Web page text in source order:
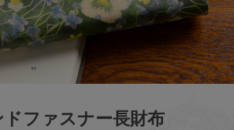
ドファスナー長財布